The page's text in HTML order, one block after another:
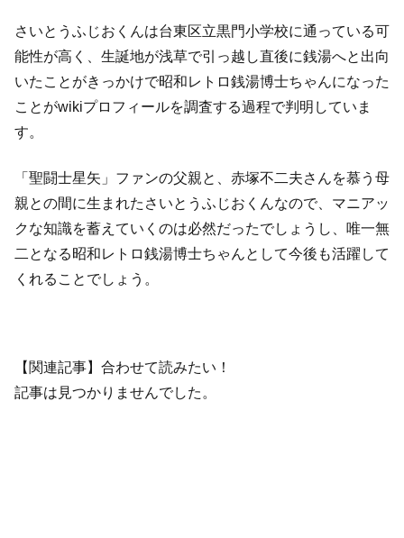
さいとうふじおくんは台東区立黒門小学校に通っている可
能性が高く、生誕地が浅草で引っ越し直後に銭湯へと出向
いたことがきっかけで昭和レトロ銭湯博士ちゃんになった
ことがwikiプロフィールを調査する過程で判明していま
す。
「聖闘士星矢」ファンの父親と、赤塚不二夫さんを慕う母
親との間に生まれたさいとうふじおくんなので、マニアッ
クな知識を蓄えていくのは必然だったでしょうし、唯一無
二となる昭和レトロ銭湯博士ちゃんとして今後も活躍して
くれることでしょう。
【関連記事】合わせて読みたい！
記事は見つかりませんでした。